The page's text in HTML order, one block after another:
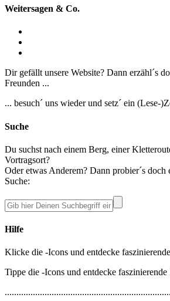
Weitersagen & Co.
Dir gefällt unsere Website? Dann erzähl´s
Freunden ...
... besuch´ uns wieder und setz´ ein (Lese-
Suche
Du suchst nach einem Berg, einer
Vortragsort?
Oder etwas Anderem? Dann probier´s doch
Suche:
Hilfe
Klicke die -Icons und entdecke
Tippe die -Icons und entdecke faszinierende